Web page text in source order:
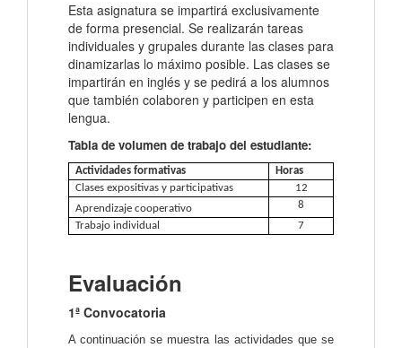
Esta asignatura se impartirá exclusivamente
de forma presencial. Se realizarán tareas
individuales y grupales durante las clases para
dinamizarlas lo máximo posible. Las clases se
impartirán en inglés y se pedirá a los alumnos
que también colaboren y participen en esta
lengua.
Tabla de volumen de trabajo del estudiante:
Actividades formativas
Horas
Clases expositivas y participativas
12
Aprendizaje cooperativo
8
Trabajo individual
7
Evaluación
1ª Convocatoria
A continuación se muestra las actividades que se